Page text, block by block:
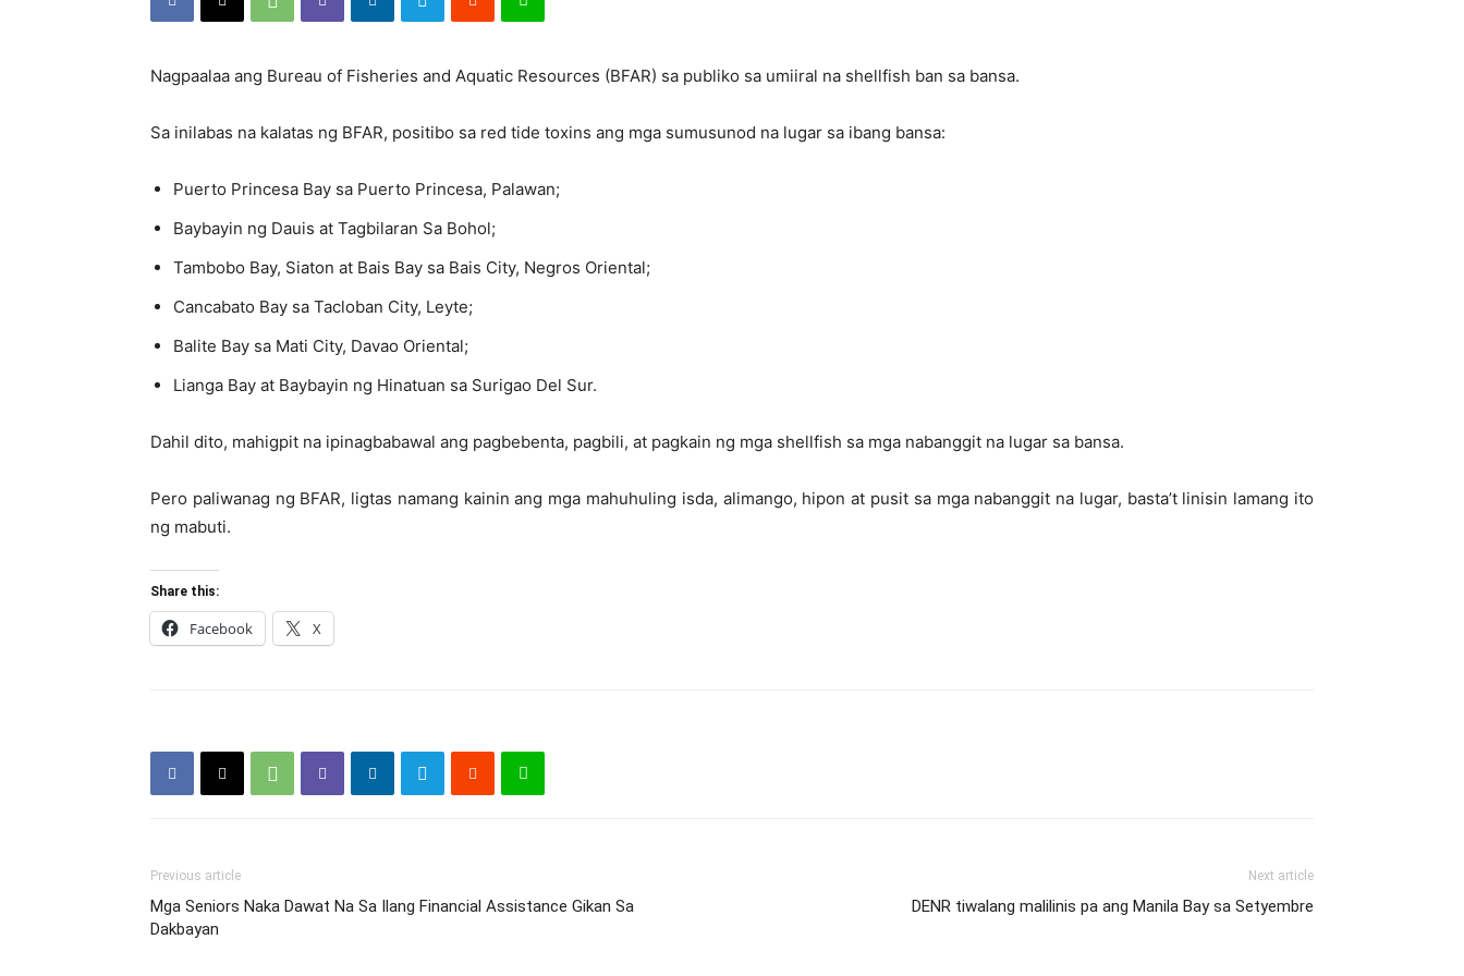
Nagpaalaa ang Bureau of Fisheries and Aquatic Resources (BFAR) sa publiko sa umiiral na shellfish ban sa bansa.
Sa inilabas na kalatas ng BFAR, positibo sa red tide toxins ang mga sumusunod na lugar sa ibang bansa:
Puerto Princesa Bay sa Puerto Princesa, Palawan;
Baybayin ng Dauis at Tagbilaran Sa Bohol;
Tambobo Bay, Siaton at Bais Bay sa Bais City, Negros Oriental;
Cancabato Bay sa Tacloban City, Leyte;
Balite Bay sa Mati City, Davao Oriental;
Lianga Bay at Baybayin ng Hinatuan sa Surigao Del Sur.
Dahil dito, mahigpit na ipinagbabawal ang pagbebenta, pagbili, at pagkain ng mga shellfish sa mga nabanggit na lugar sa bansa.
Pero paliwanag ng BFAR, ligtas namang kainin ang mga mahuhuling isda, alimango, hipon at pusit sa mga nabanggit na lugar, basta’t linisin lamang ito
ng mabuti.
Share this:
Facebook X
Previous article
Mga Seniors Naka Dawat Na Sa Ilang Financial Assistance Gikan Sa
Dakbayan
Next article
DENR tiwalang malilinis pa ang Manila Bay sa Setyembre